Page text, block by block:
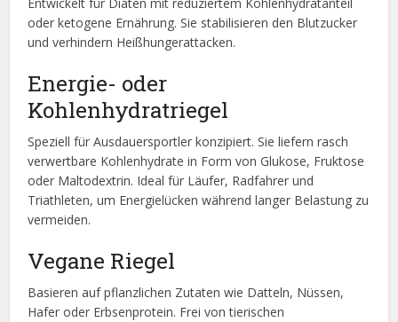
oder ketogene Ernährung. Sie stabilisieren den Blutzucker
und verhindern Heißhungerattacken.
Energie- oder
Kohlenhydratriegel
Speziell für Ausdauersportler konzipiert. Sie liefern rasch
verwertbare Kohlenhydrate in Form von Glukose, Fruktose
oder Maltodextrin. Ideal für Läufer, Radfahrer und
Triathleten, um Energielücken während langer Belastung zu
vermeiden.
Vegane Riegel
Basieren auf pflanzlichen Zutaten wie Datteln, Nüssen,
Hafer oder Erbsenprotein. Frei von tierischen